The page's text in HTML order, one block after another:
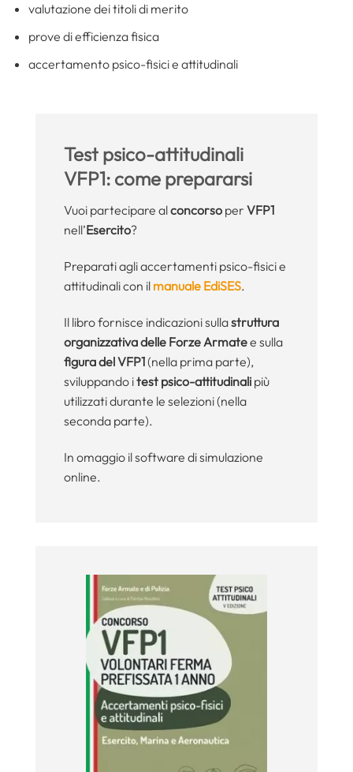
valutazione dei titoli di merito
prove di efficienza fisica
accertamento psico-fisici e attitudinali
Test psico-attitudinali
VFP1: come prepararsi
Vuoi partecipare alconcorso per VFP1
nell’Esercito?
Preparati agli accertamenti psico-fisici e
attitudinali con il manuale EdiSES.
Il libro fornisce indicazioni sullastruttura
organizzativa delle Forze Armatee sulla
figura del VFP1(nella prima parte),
sviluppando itest psico-attitudinalipiù
utilizzati durante le selezioni (nella
seconda parte).
In omaggio il software di simulazione
online.